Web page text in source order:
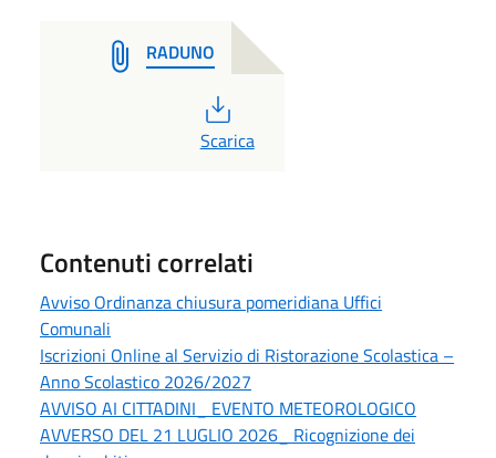
RADUNO
PDF
Scarica
Contenuti correlati
Avviso Ordinanza chiusura pomeridiana Uffici
Comunali
Iscrizioni Online al Servizio di Ristorazione Scolastica –
Anno Scolastico 2026/2027
AVVISO AI CITTADINI_ EVENTO METEOROLOGICO
AVVERSO DEL 21 LUGLIO 2026_ Ricognizione dei